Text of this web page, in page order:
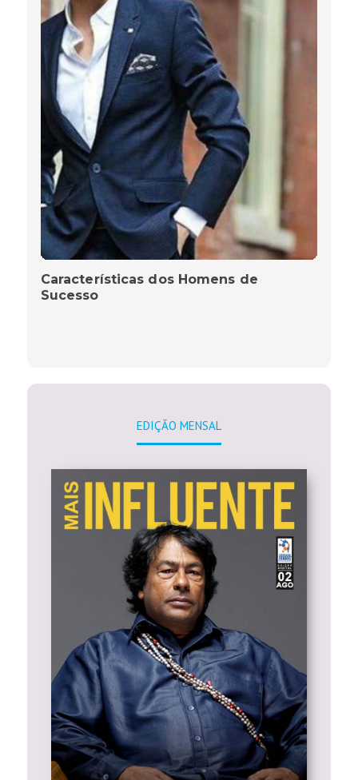
Características dos Homens de
Sucesso
EDIÇÃO MENSAL